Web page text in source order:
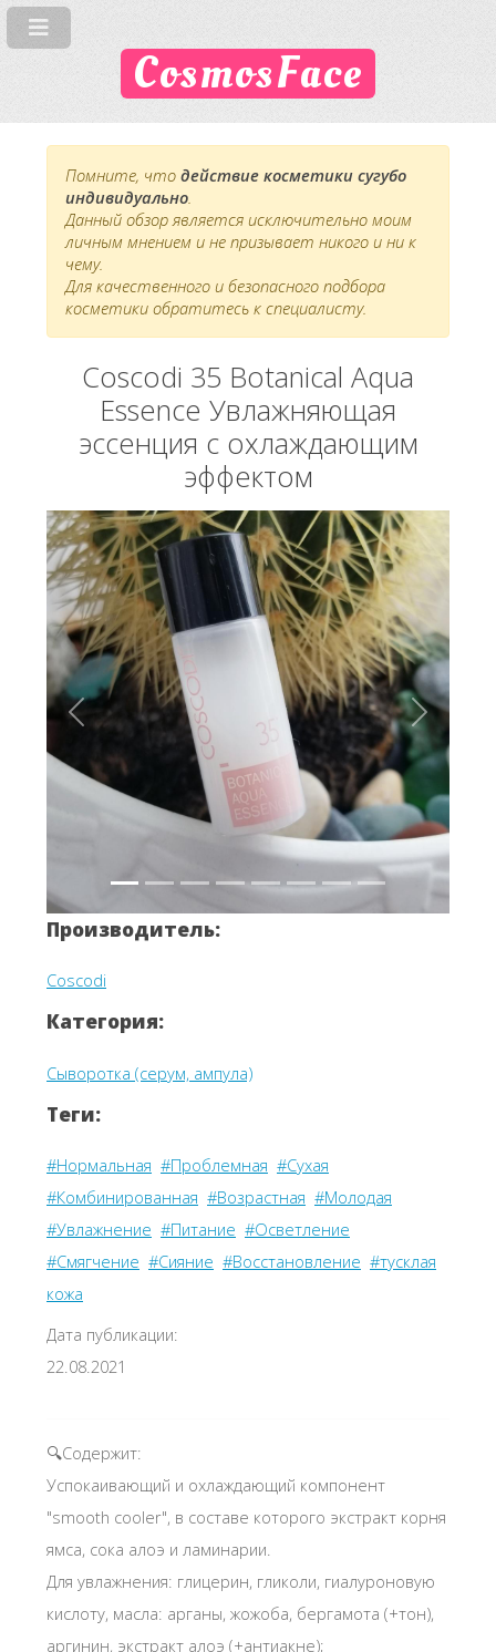
CosmosFace
Помните, что действие косметики сугубо
индивидуально.
Данный обзор является исключительно моим
личным мнением и не призывает никого и ни к
чему.
Для качественного и безопасного подбора
косметики обратитесь к специалисту.
Coscodi 35 Botanical Aqua
Essence Увлажняющая
эссенция с охлаждающим
эффектом
Вперёд Назад
Производитель:
Coscodi
Категория:
Сыворотка (серум, ампула)
Теги:
#Нормальная #Проблемная #Сухая
#Комбинированная #Возрастная #Молодая
#Увлажнение #Питание #Осветление
#Смягчение #Сияние #Восстановление #тусклая
кожа
Дата публикации:
22.08.2021
🔍Содержит:
Успокаивающий и охлаждающий компонент
"smooth cooler", в составе которого экстракт корня
ямса, сока алоэ и ламинарии.
Для увлажнения: глицерин, гликоли, гиалуроновую
кислоту, масла: арганы, жожоба, бергамота (+тон),
аргинин, экстракт алоэ (+антиакне);